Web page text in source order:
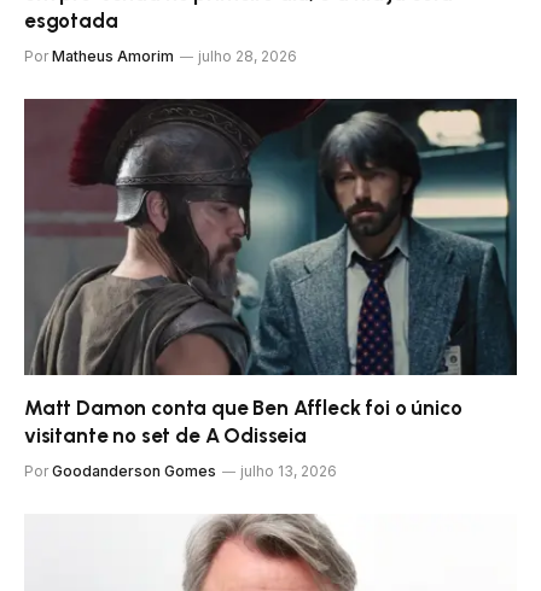
esgotada
Por Matheus Amorim julho 28, 2026
Matt Damon conta que Ben Affleck foi o único
visitante no set de A Odisseia
Por Goodanderson Gomes julho 13, 2026